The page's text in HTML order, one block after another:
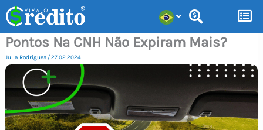
para
conteúdo
Pontos Na CNH Não Expiram Mais?
Julia Rodrigues /27.02.2024